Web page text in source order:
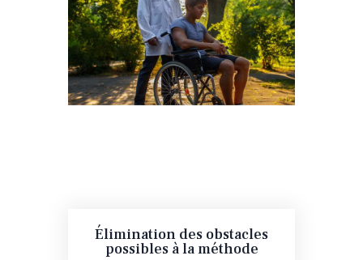
Élimination des obstacles
possibles à la méthode